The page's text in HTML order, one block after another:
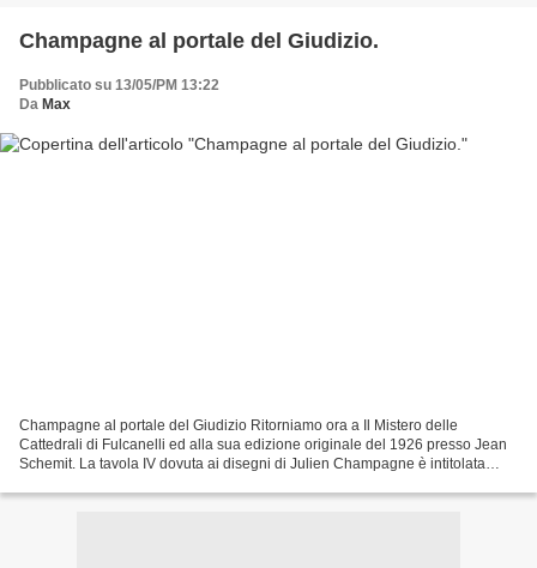
Champagne al portale del Giudizio.
Pubblicato su 13/05/PM 13:22
Da Max
Champagne al portale del Giudizio Ritorniamo ora a Il Mistero delle
Cattedrali di Fulcanelli ed alla sua edizione originale del 1926 presso Jean
Schemit. La tavola IV dovuta ai disegni di Julien Champagne è intitolata